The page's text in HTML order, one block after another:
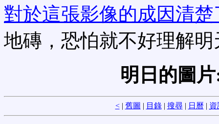
對於這張影像的成因清楚
地磚，恐怕就不好理解
明日的圖
<| 舊圖 | 目錄| 搜尋| 日曆 | 資